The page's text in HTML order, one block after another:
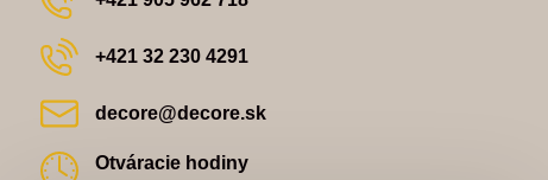
+421 32 230 4291
decore​@decore​.sk
Otváracie hodiny